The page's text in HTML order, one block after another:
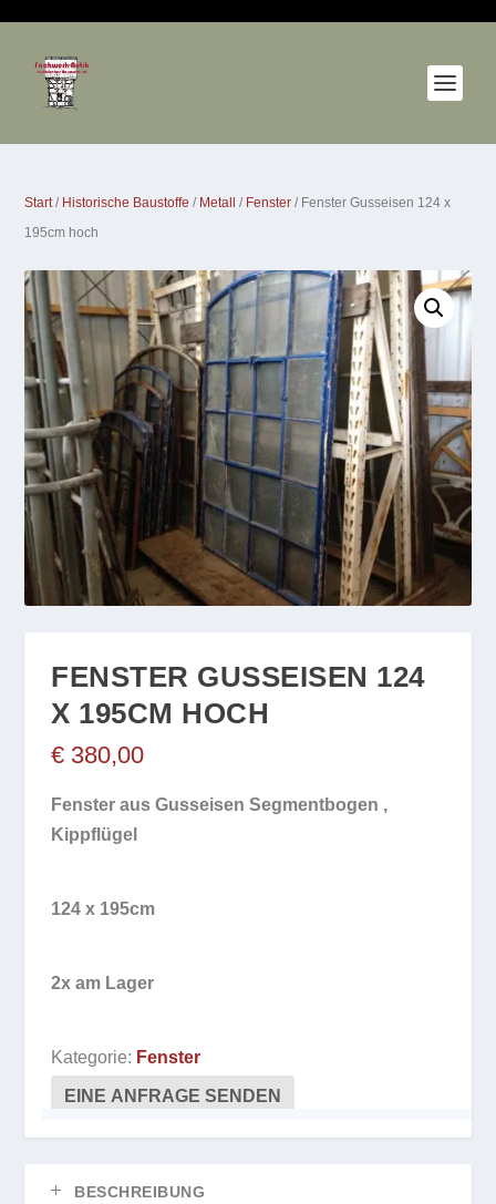
Start/ Historische Baustoffe / Metall / Fenster / Fenster Gusseisen 124 x
195cm hoch
FENSTER GUSSEISEN 124
X 195CM HOCH
€ 380,00
Fenster aus Gusseisen Segmentbogen ,
Kippflügel
124 x 195cm
2x am Lager
Kategorie: Fenster
EINE ANFRAGE SENDEN
BESCHREIBUNG